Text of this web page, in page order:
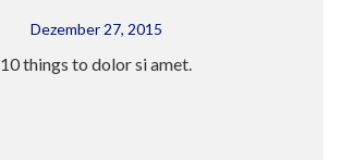
Dezember 27, 2015
10 things to dolor si amet.